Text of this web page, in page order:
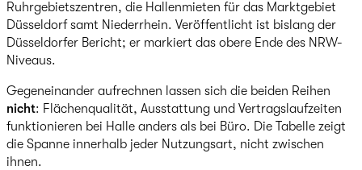
Ruhrgebietszentren, die Hallenmieten für das Marktgebiet
Düsseldorf samt Niederrhein. Veröffentlicht ist bislang der
Düsseldorfer Bericht; er markiert das obere Ende des NRW-
Niveaus.
Gegeneinander aufrechnen lassen sich die beiden Reihen
nicht: Flächenqualität, Ausstattung und Vertragslaufzeiten
funktionieren bei Halle anders als bei Büro. Die Tabelle zeigt
die Spanne innerhalb jeder Nutzungsart, nicht zwischen
ihnen.